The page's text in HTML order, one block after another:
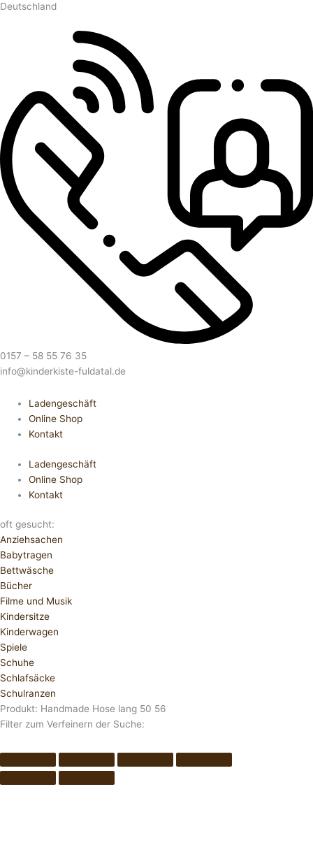
Deutschland
0157 – 58 55 76 35
info@kinderkiste-fuldatal.de
Ladengeschäft
Online Shop
Kontakt
Ladengeschäft
Online Shop
Kontakt
oft gesucht:
Anziehsachen
Babytragen
Bettwäsche
Bücher
Filme und Musik
Kindersitze
Kinderwagen
Spiele
Schuhe
Schlafsäcke
Schulranzen
Produkt: Handmade Hose lang 50 56
Filter zum Verfeinern der Suche: